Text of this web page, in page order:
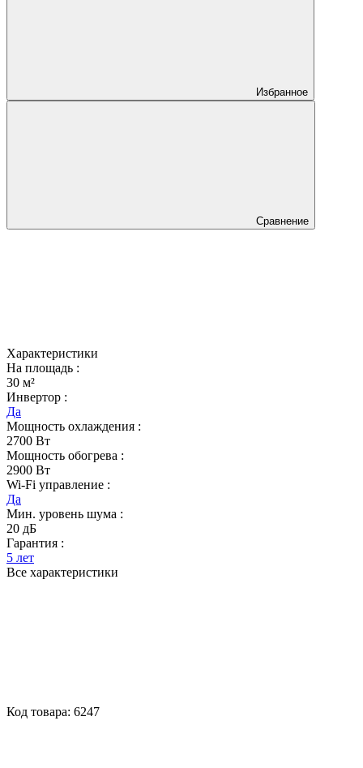
Избранное
Сравнение
Характеристики
На площадь :
30 м²
Инвертор :
Да
Мощность охлаждения :
2700 Вт
Мощность обогрева :
2900 Вт
Wi-Fi управление :
Да
Мин. уровень шума :
20 дБ
Гарантия :
5 лет
Все характеристики
Код товара: 6247